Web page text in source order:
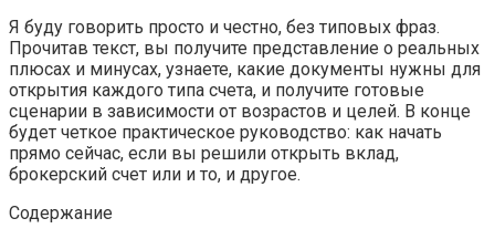
Я буду говорить просто и честно, без типовых фраз.
Прочитав текст, вы получите представление о реальных
плюсах и минусах, узнаете, какие документы нужны для
открытия каждого типа счета, и получите готовые
сценарии в зависимости от возрастов и целей. В конце
будет четкое практическое руководство: как начать
прямо сейчас, если вы решили открыть вклад,
брокерский счет или и то, и другое.
Содержание